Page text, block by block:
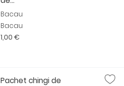
Bacau
Bacau
1,00 €
Pachet chingi de